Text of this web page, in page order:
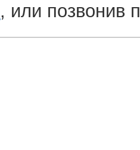
, или позвонив